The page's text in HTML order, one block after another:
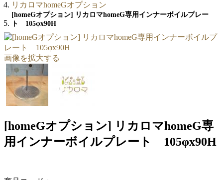
リカロマhomeGオプション
[homeGオプション] リカロマhomeG専用インナーボイルプレー
ト 105φx90H
画像を拡大する
[homeGオプション] リカロマhomeG専
用インナーボイルプレート 105φx90H